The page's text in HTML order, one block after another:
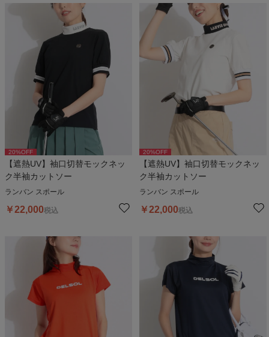
20%OFF
【遮熱UV】袖口切替モックネッ
ク半袖カットソー
ランバン スポール
￥22,000税込
20%OFF
【遮熱UV】袖口切替モックネッ
ク半袖カットソー
ランバン スポール
￥22,000税込